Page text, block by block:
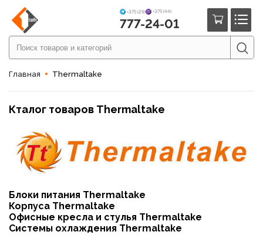
+375 (29) +375 (44)
777-24-01
Главная Thermaltake
Кталог товаров Thermaltake
Блоки питания Thermaltake
Корпуса Thermaltake
Офисные кресла и стулья Thermaltake
Системы охлаждения Thermaltake